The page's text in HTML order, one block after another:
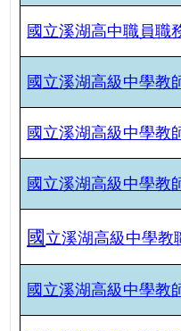
國立溪湖高中職員職
國立溪湖高級中學教
國立溪湖高級中學教
國立溪湖高級中學教
國 立溪湖高級中學教
國立溪湖高級中學教